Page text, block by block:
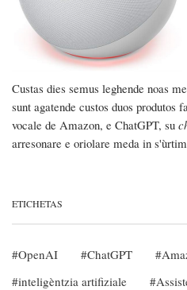
Custas dies semus leghende noas
sunt agatende custos duos produtos
vocale de Amazon, e ChatGPT, su
arresonare e oriolare meda in
ETICHETAS
OpenAI ChatGPT
inteligèntzia artifiziale